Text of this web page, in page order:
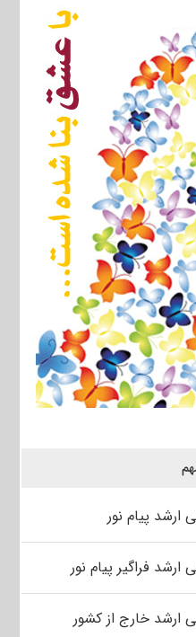
ارشد پیام نور
ارشد فراگیر پیام نور
ارشد خارج از کشور